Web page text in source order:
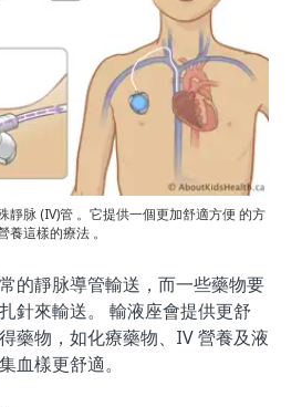
靜脉 (IV)管 。它提供一個更加舒適方便 的方
這樣的療法 。
的靜脉導管輸送，而一些藥物要
針來輸送。 輸液座會提供更舒
藥物，如化療藥物、IV 營養及液
血樣更舒適。